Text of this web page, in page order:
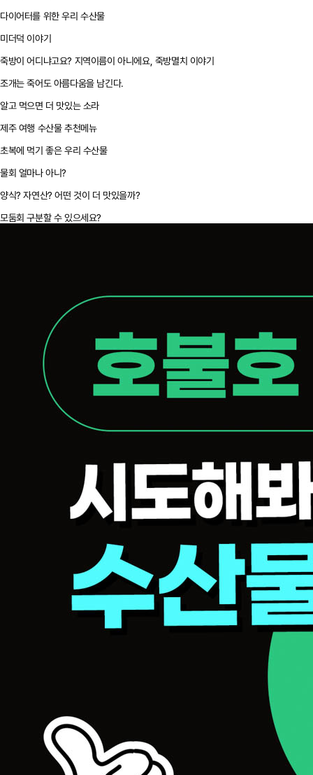
다이어터를 위한 우리 수산물
미더덕 이야기
죽방이 어디냐고요? 지역이름이 아니에요, 죽방멸치 이야기
조개는 죽어도 아름다움을 남긴다.
알고 먹으면 더 맛있는 소라
제주 여행 수산물 추천메뉴
초복에 먹기 좋은 우리 수산물
물회 얼마나 아니?
양식? 자연산? 어떤 것이 더 맛있을까?
모둠회 구분할 수 있으세요?